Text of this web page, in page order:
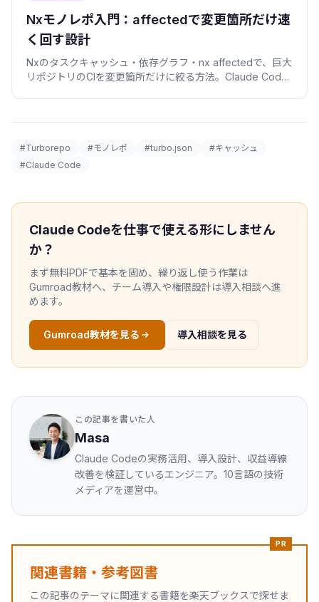
Nxモノレポ入門：affectedで変更箇所だけ速
く回す設計
Nxのタスクキャッシュ・依存グラフ・nx affectedで、巨大
リポジトリのCIを変更箇所だけに絞る方法。Claude Code
#Turborepo #モノレポ #turbo.json
#キャッシュ
#Claude Code
Claude Codeを仕事で使える形にしません
か？
まず無料PDFで基本を固め、繰り返し使う作業は
Gumroad教材へ、チーム導入や権限設計は導入相談へ進
めます。
Gumroad教材を見る 導入相談を見る
この記事を書いた人
Masa
Claude Codeの実務活用、導入設計、収益導線
改善を検証しているエンジニア。10言語の技術
メディアを運営中。
PR
関連書籍・参考図書
この記事のテーマに関連する書籍を楽天ブックスで探せま